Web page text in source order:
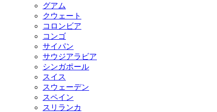
グアム
クウェート
コロンビア
コンゴ
サイパン
サウジアラビア
シンガポール
スイス
スウェーデン
スペイン
スリランカ